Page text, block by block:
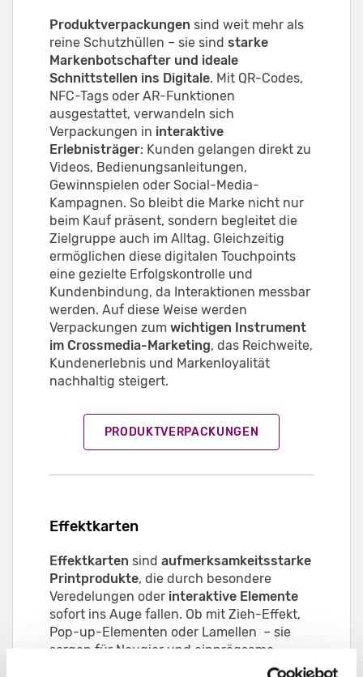
Produktverpackungen sind weit mehr als
reine Schutzhüllen – sie sind starke
Markenbotschafter und ideale
Schnittstellen ins Digitale. Mit QR-Codes,
NFC-Tags oder AR-Funktionen
ausgestattet, verwandeln sich
Verpackungen in interaktive
Erlebnisträger: Kunden gelangen direkt zu
Videos, Bedienungsanleitungen,
Gewinnspielen oder Social-Media-
Kampagnen. So bleibt die Marke nicht nur
beim Kauf präsent, sondern begleitet die
Zielgruppe auch im Alltag. Gleichzeitig
ermöglichen diese digitalen Touchpoints
eine gezielte Erfolgskontrolle und
Kundenbindung, da Interaktionen messbar
werden. Auf diese Weise werden
Verpackungen zum wichtigen Instrument
im Crossmedia-Marketing, das Reichweite,
Kundenerlebnis und Markenloyalität
nachhaltig steigert.
PRODUKTVERPACKUNGEN
Effektkarten
Effektkarten sind aufmerksamkeitsstarke
Printprodukte, die durch besondere
Veredelungen oder interaktive Elemente
sofort ins Auge fallen. Ob mit Zieh-Effekt,
Pop-up-Elementen oder Lamellen – sie
sorgen für Neugier und einprägsame
Markenerlebnisse. In Kombination mit QR-